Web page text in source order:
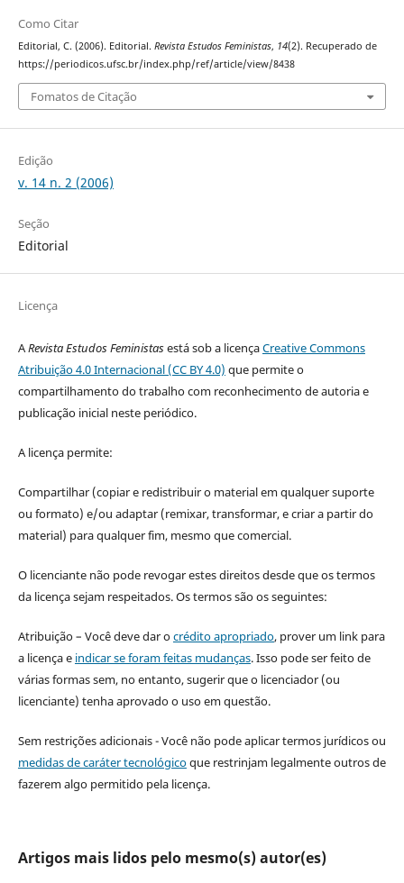
Como Citar
Editorial, C. (2006). Editorial. Revista Estudos Feministas, 14(2). Recuperado de
https://periodicos.ufsc.br/index.php/ref/article/view/8438
Fomatos de Citação
Edição
v. 14 n. 2 (2006)
Seção
Editorial
Licença
ARevista Estudos Feministasestá sob a licençaCreative Commons
Atribuição 4.0 Internacional (CC BY 4.0) que permite o
compartilhamento do trabalho com reconhecimento de autoria e
publicação inicial neste periódico.
A licença permite:
Compartilhar (copiar e redistribuir o material em qualquer suporte
ou formato) e/ou adaptar (remixar, transformar, e criar a partir do
material) para qualquer fim, mesmo que comercial.
O licenciante não pode revogar estes direitos desde que os termos
da licença sejam respeitados. Os termos são os seguintes:
Atribuição – Você deve dar ocrédito apropriado, prover um link para
a licença e indicar se foram feitas mudanças. Isso pode ser feito de
várias formas sem, no entanto, sugerir que o licenciador (ou
licenciante) tenha aprovado o uso em questão.
Sem restrições adicionais - Você não pode aplicar termos jurídicos ou
medidas de caráter tecnológicoque restrinjam legalmente outros de
fazerem algo permitido pela licença.
Artigos mais lidos pelo mesmo(s) autor(es)